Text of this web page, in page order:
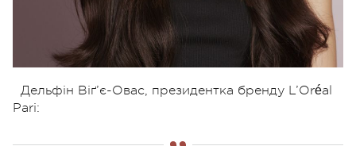
Дельфін Віґ’є-Овас, президентка бренду L’Oréal
Pari: